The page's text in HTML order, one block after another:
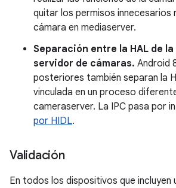
quitar los permisos innecesarios
cámara en mediaserver.
Separación entre la HAL de
servidor de cámaras. Android
posteriores también separan la
vinculada en un proceso
cameraserver. La IPC pasa por
por HIDL.
Validación
En todos los dispositivos que incluyen